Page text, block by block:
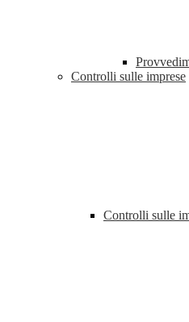
Controlli sulle imprese
Controlli sulle